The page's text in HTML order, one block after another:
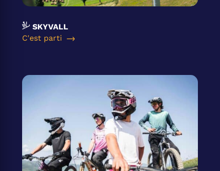
SKYVALL
C'est parti